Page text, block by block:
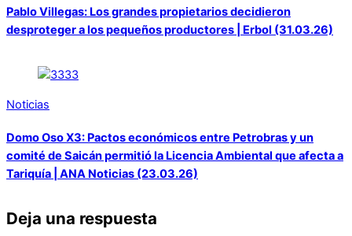
Pablo Villegas: Los grandes propietarios decidieron
desproteger a los pequeños productores | Erbol (31.03.26)
Noticias
Domo Oso X3: Pactos económicos entre Petrobras y un
comité de Saicán permitió la Licencia Ambiental que afecta a
Tariquía | ANA Noticias (23.03.26)
Deja una respuesta